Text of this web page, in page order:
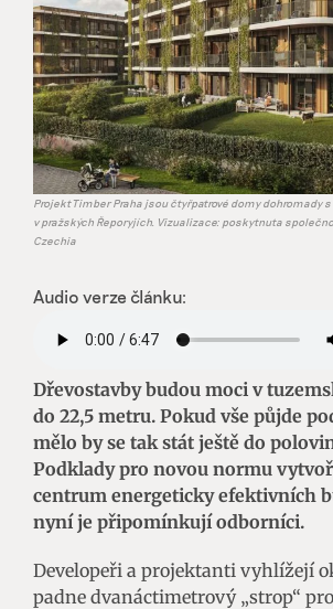
Projekt Timber Praha jsou čtyřpatrové domy dohromady
v pražských Řeporyjích. Vizualizace: poskytnuta
Czechia
Audio verze článku:
Dřevostavby budou moci v
do 22,5 metru. Pokud vše půjde
mělo by se tak stát ještě do
Podklady pro novou normu
centrum energeticky efektivních
nyní je připomínkují odborníci.
Developeři a projektanti vyhlížejí
padne dvanáctimetrový „strop“